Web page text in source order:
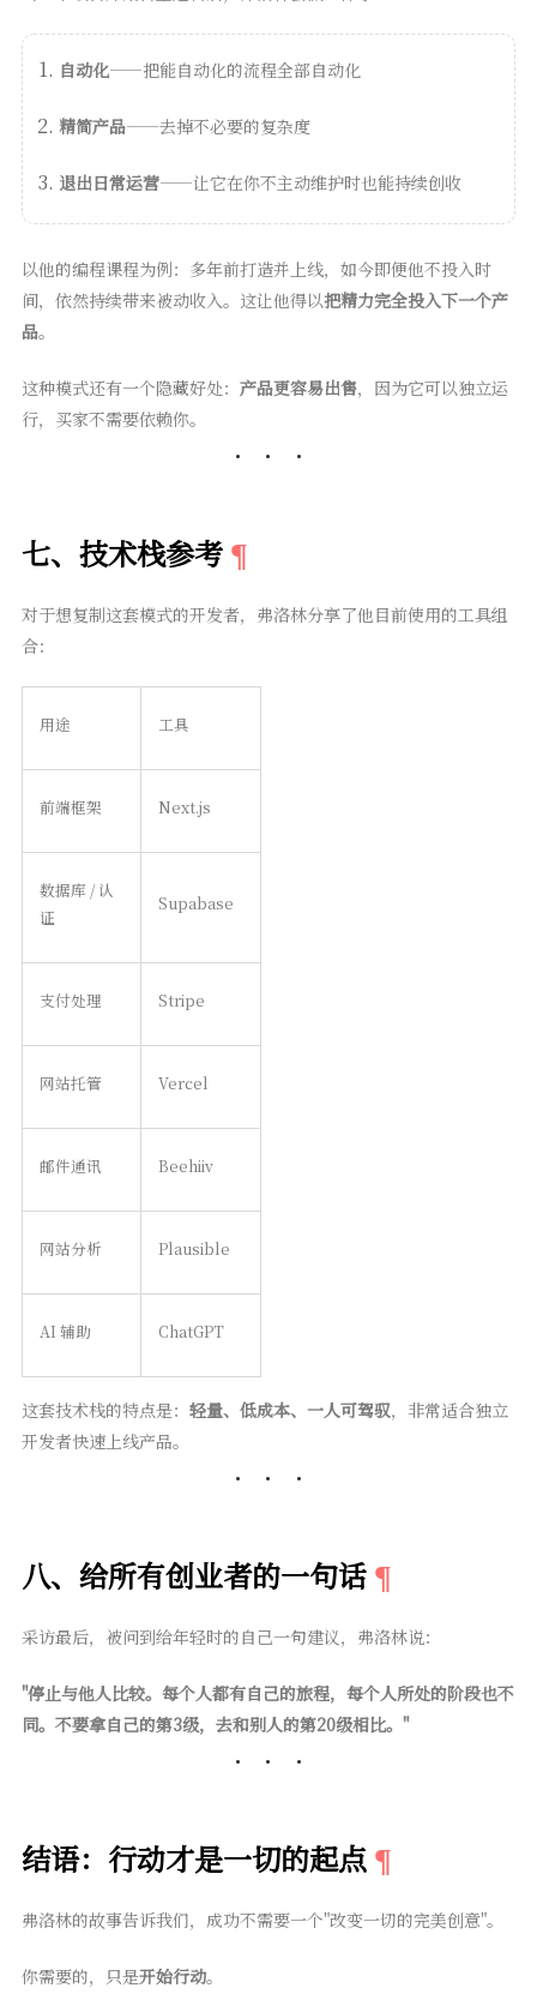
自动化——把能自动化的流程全部自动化
精简产品——去掉不必要的复杂度
退出日常运营——让它在你不主动维护时也能持续创收
以他的编程课程为例：多年前打造并上线，如今即便他不投入时
间，依然持续带来被动收入。这让他得以把精力完全投入下一个产
品。
这种模式还有一个隐藏好处： 产品更容易出售，因为它可以独立运
行，买家不需要依赖你。
七、技术栈参考
对于想复制这套模式的开发者，弗洛林分享了他目前使用的工具组
合：
用途 工具
前端框架 Next.js
数据库 / 认
证
Supabase
支付处理 Stripe
网站托管 Vercel
邮件通讯 Beehiiv
网站分析 Plausible
AI 辅助 ChatGPT
这套技术栈的特点是： 轻量、低成本、一人可驾驭，非常适合独立
开发者快速上线产品。
八、给所有创业者的一句话
采访最后，被问到给年轻时的自己一句建议，弗洛林说：
"停止与他人比较。每个人都有自己的旅程，每个人所处的阶段也不
同。不要拿自己的第3级，去和别人的第20级相比。"
结语：行动才是一切的起点
弗洛林的故事告诉我们，成功不需要一个"改变一切的完美创意"。
你需要的，只是开始行动。